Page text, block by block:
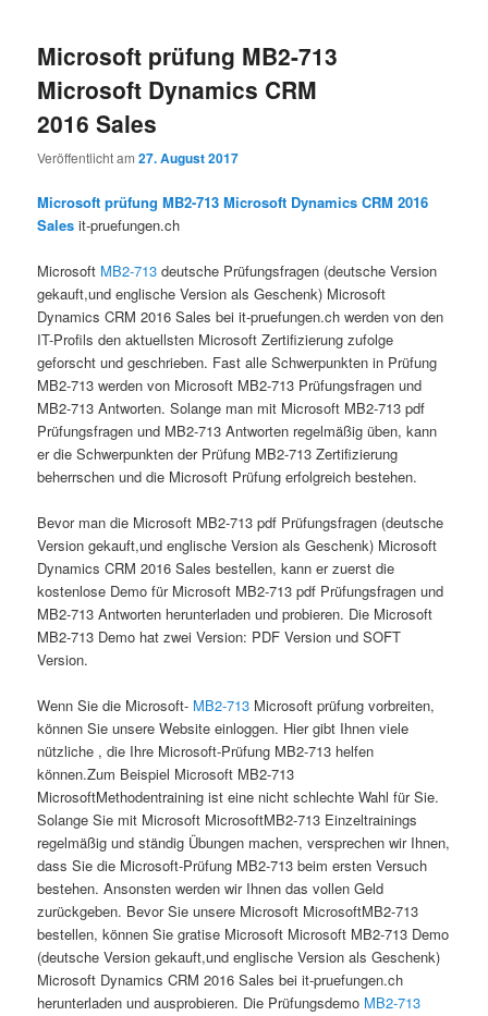
Microsoft prüfung MB2-713
Microsoft Dynamics CRM
2016 Sales
Veröffentlicht am27. August 2017
Microsoft prüfung MB2-713 Microsoft Dynamics CRM 2016
Sales it-pruefungen.ch
Microsoft MB2-713 deutsche Prüfungsfragen (deutsche Version
gekauft,und englische Version als Geschenk) Microsoft
Dynamics CRM 2016 Sales bei it-pruefungen.ch werden von den
IT-Profils den aktuellsten Microsoft Zertifizierung zufolge
geforscht und geschrieben. Fast alle Schwerpunkten in Prüfung
MB2-713 werden von Microsoft MB2-713 Prüfungsfragen und
MB2-713 Antworten. Solange man mit Microsoft MB2-713 pdf
Prüfungsfragen und MB2-713 Antworten regelmäßig üben, kann
er die Schwerpunkten der Prüfung MB2-713 Zertifizierung
beherrschen und die Microsoft Prüfung erfolgreich bestehen.
Bevor man die Microsoft MB2-713 pdf Prüfungsfragen (deutsche
Version gekauft,und englische Version als Geschenk) Microsoft
Dynamics CRM 2016 Sales bestellen, kann er zuerst die
kostenlose Demo für Microsoft MB2-713 pdf Prüfungsfragen und
MB2-713 Antworten herunterladen und probieren. Die Microsoft
MB2-713 Demo hat zwei Version: PDF Version und SOFT
Version.
Wenn Sie die Microsoft- MB2-713 Microsoft prüfung vorbreiten,
können Sie unsere Website einloggen. Hier gibt Ihnen viele
nützliche , die Ihre Microsoft-Prüfung MB2-713 helfen
können.Zum Beispiel Microsoft MB2-713
MicrosoftMethodentraining ist eine nicht schlechte Wahl für Sie.
Solange Sie mit Microsoft MicrosoftMB2-713 Einzeltrainings
regelmäßig und ständig Übungen machen, versprechen wir Ihnen,
dass Sie die Microsoft-Prüfung MB2-713 beim ersten Versuch
bestehen. Ansonsten werden wir Ihnen das vollen Geld
zurückgeben. Bevor Sie unsere Microsoft MicrosoftMB2-713
bestellen, können Sie gratise Microsoft Microsoft MB2-713 Demo
(deutsche Version gekauft,und englische Version als Geschenk)
Microsoft Dynamics CRM 2016 Sales bei it-pruefungen.ch
herunterladen und ausprobieren. Die Prüfungsdemo MB2-713